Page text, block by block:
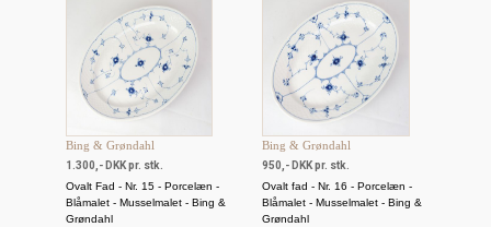
Bing & Grøndahl
1.300,- DKK pr. stk.
Ovalt Fad - Nr. 15 - Porcelæn -
Blåmalet - Musselmalet - Bing &
Grøndahl
Bing & Grøndahl
950,- DKK pr. stk.
Ovalt fad - Nr. 16 - Porcelæn -
Blåmalet - Musselmalet - Bing &
Grøndahl